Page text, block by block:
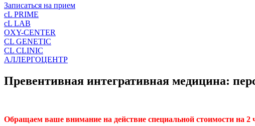
Записаться на прием
cL PRIME
cL LAB
OXY-CENTER
CL GENETIC
CL CLINIC
АЛЛЕРГОЦЕНТР
Превентивная интегративная медицина:
Обращаем ваше внимание на действие специальной стоимости на 2